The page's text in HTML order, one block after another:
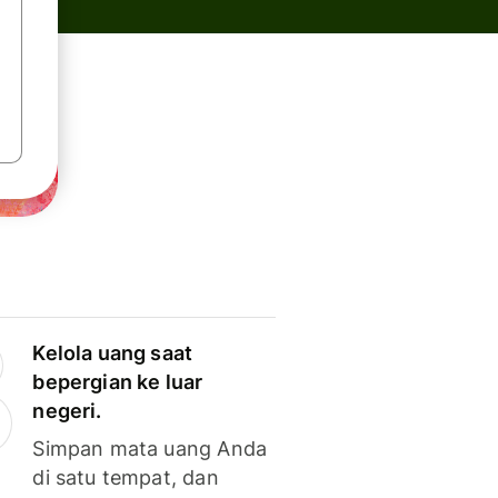
Kelola uang saat
bepergian ke luar
negeri.
Simpan mata uang Anda
di satu tempat, dan